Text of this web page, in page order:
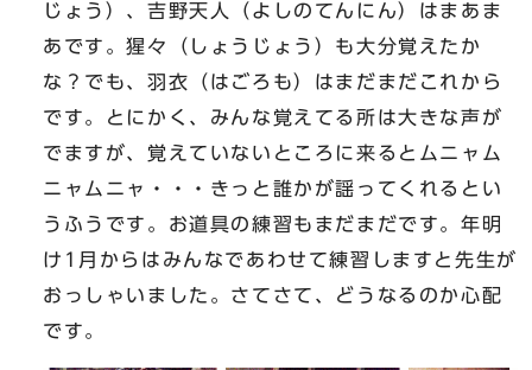
じょう）、吉野天人（よしのてんにん）はまあま
あです。猩々（しょうじょう）も大分覚えたか
な？でも、羽衣（はごろも）はまだまだこれから
です。とにかく、みんな覚えてる所は大きな声が
でますが、覚えていないところに来るとムニャム
ニャムニャ・・・きっと誰かが謡ってくれるとい
うふうです。お道具の練習もまだまだです。年明
け1月からはみんなであわせて練習しますと先生が
おっしゃいました。さてさて、どうなるのか心配
です。